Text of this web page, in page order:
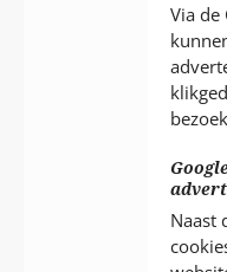
Via de
Naast